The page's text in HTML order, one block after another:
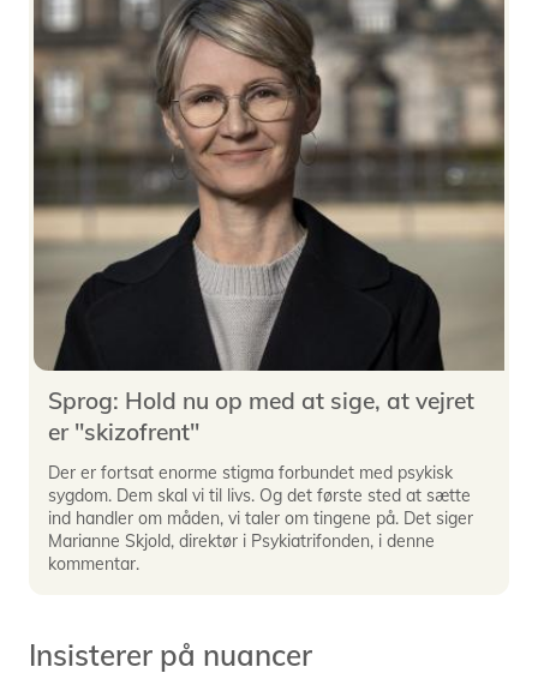
Sprog: Hold nu op med at sige, at vejret
er "skizofrent"
Der er fortsat enorme stigma forbundet med psykisk
sygdom. Dem skal vi til livs. Og det første sted at sætte
ind handler om måden, vi taler om tingene på. Det siger
Marianne Skjold, direktør i Psykiatrifonden, i denne
kommentar.
Insisterer på nuancer